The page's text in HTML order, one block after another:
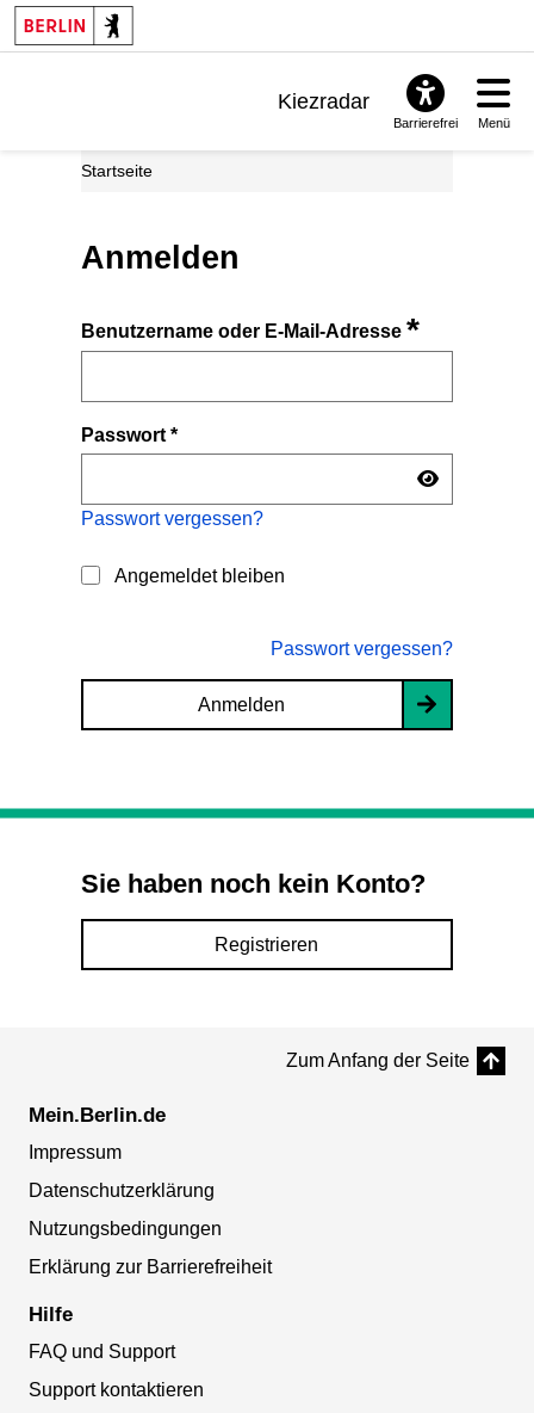
Kiezradar
Barrierefrei Menü
Startseite
Anmelden
Benutzername oder E-Mail-Adresse*
Passwort*
Passwort vergessen?
Angemeldet bleiben
Passwort vergessen?
Anmelden
Sie haben noch kein Konto?
Registrieren
Zum Anfang der Seite
Mein.Berlin.de
Impressum
Datenschutzerklärung
Nutzungsbedingungen
Erklärung zur Barrierefreiheit
Hilfe
FAQ und Support
Support kontaktieren